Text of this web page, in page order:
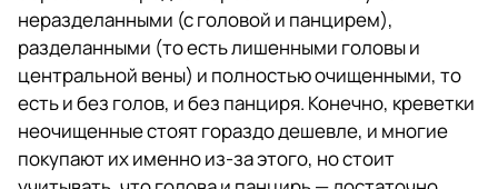
неразделанными (с головой и панцирем),
разделанными (то есть лишенными головы и
центральной вены) и полностью очищенными, то
есть и без голов, и без панциря. Конечно, креветки
неочищенные стоят гораздо дешевле, и многие
покупают их именно из-за этого, но стоит